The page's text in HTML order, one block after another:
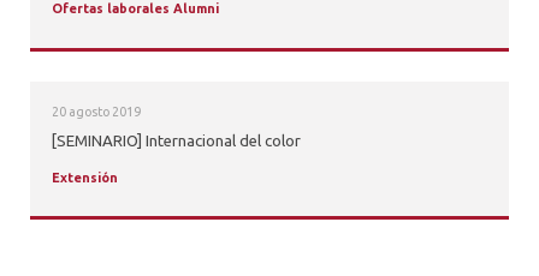
Ofertas laborales Alumni
20 agosto 2019
[SEMINARIO] Internacional del color
Extensión